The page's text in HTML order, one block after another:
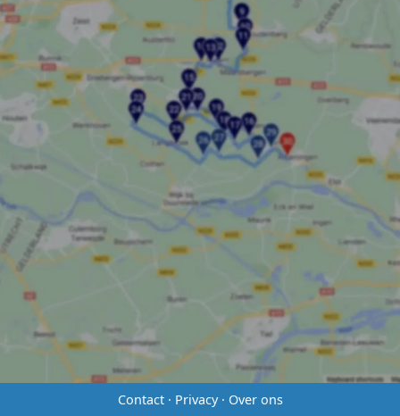
Contact· Privacy· Over ons